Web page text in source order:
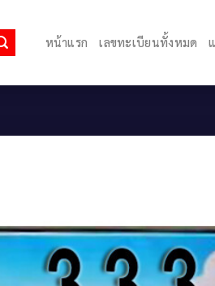
หน้าแรก เลขทะเบียนทั้งหมด